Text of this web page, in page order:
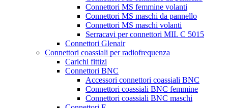
Connettori MS femmine volanti
Connettori MS maschi da pannello
Connettori MS maschi volanti
Serracavi per connettori MIL C 5015
Connettori Glenair
Connettori coassiali per radiofrequenza
Carichi fittizi
Connettori BNC
Accessori connettori coassiali BNC
Connettori coassiali BNC femmine
Connettori coassiali BNC maschi